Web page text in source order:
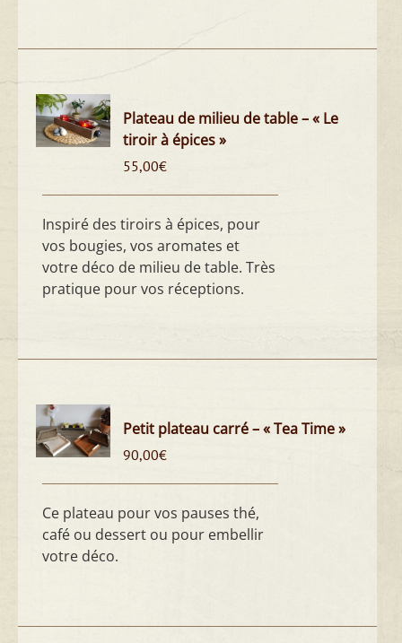
Plateau de milieu de table – « Le
tiroir à épices »
55,00€
Inspiré des tiroirs à épices, pour
vos bougies, vos aromates et
votre déco de milieu de table. Très
pratique pour vos réceptions.
Petit plateau carré – « Tea Time »
90,00€
Ce plateau pour vos pauses thé,
café ou dessert ou pour embellir
votre déco.